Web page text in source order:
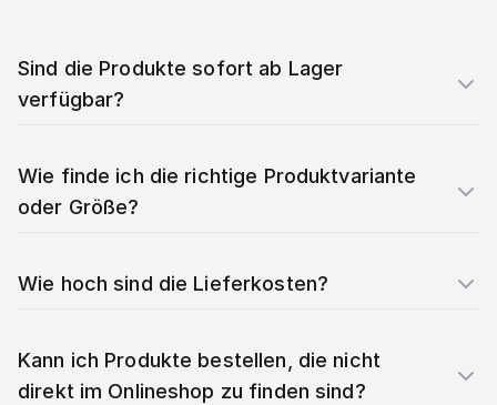
Sind die Produkte sofort ab Lager
verfügbar?
Wie finde ich die richtige Produktvariante
oder Größe?
Wie hoch sind die Lieferkosten?
Kann ich Produkte bestellen, die nicht
direkt im Onlineshop zu finden sind?